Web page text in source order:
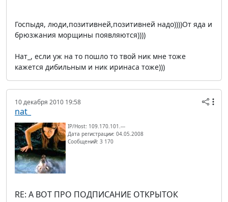
Госпыдя, люди,позитивней,позитивней надо))))От яда и
брюзжания морщины появляются))))
Нат_, если уж на то пошло то твой ник мне тоже
кажется дибильным и ник иринаса тоже)))
10 декабря 2010 19:58
nat_
IP/Host: 109.170.101.---
Дата регистрации: 04.05.2008
Сообщений: 3 170
RE: А ВОТ ПРО ПОДПИСАНИЕ ОТКРЫТОК